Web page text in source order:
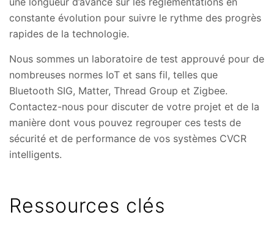
constante évolution pour suivre le rythme des progrès
rapides de la technologie.
Nous sommes un laboratoire de test approuvé pour de
nombreuses normes IoT et sans fil, telles que
Bluetooth SIG, Matter, Thread Group et Zigbee.
Contactez-nous pour discuter de votre projet et de la
manière dont vous pouvez regrouper ces tests de
sécurité et de performance de vos systèmes CVCR
intelligents.
Ressources clés